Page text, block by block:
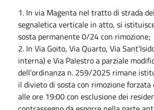
1. In via Magenta nel tratto di strada
segnaletica verticale in atto, si
sosta permanente 0/24 con rimozione;
2. In Via Goito, Via Quarto, Via
interna) e Via Palestro a parziale
dell’ordinanza n. 259/2025 rimane
il divieto di sosta con rimozione forzata
alle ore 19:00 con esclusione dei